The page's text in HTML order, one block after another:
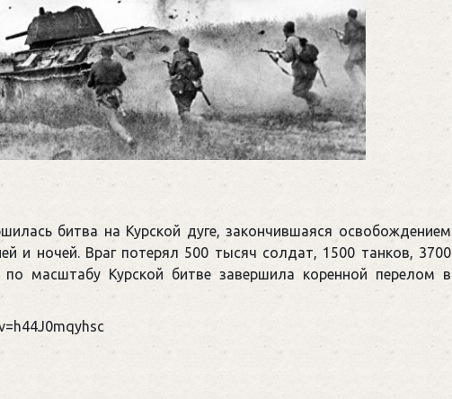
битва на Курской дуге, закончившаяся освобождением
и ночей. Враг потерял 500 тысяч солдат, 1500 танков, 3700
по масштабу Курской битве завершила коренной перелом в